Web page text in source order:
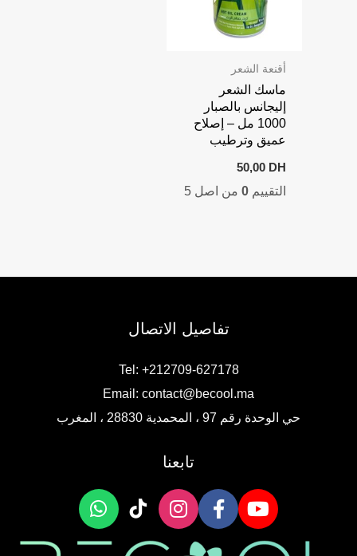
أقنعة الشعر
ماسك الشعر
إليجانس بالصبار
1000 مل – إصلاح
عميق وترطيب
50,00 DH
التقييم 0من اصل 5
تفاصيل الاتصال
Tel: +212709-627178
Email: contact@becool.ma
حي الوحدة رقم 97 ، المحمدية 28830 ، المغرب
تابعنا